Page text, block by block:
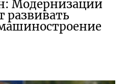
Модернизации
развивать